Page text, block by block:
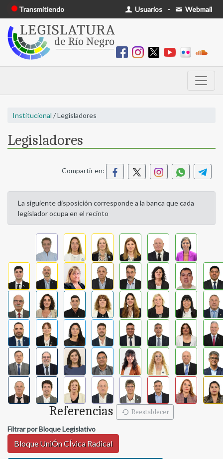
Transmitiendo Usuarios - Webmail
Institucional / Legisladores
Legisladores
Compartir en:
La siguiente disposición corresponde a la banca que cada
legislador ocupa en el recinto
Referencias
Reestablecer
Filtrar por Bloque Legislativo
Bloque UniÓn CÍvica Radical